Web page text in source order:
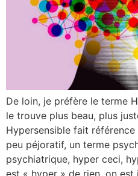
De loin, je préfère le terme
le trouve plus beau, plus
Hypersensible fait
peu péjoratif, un terme
psychiatrique, hyper ceci,
est « hyper » de rien, on est